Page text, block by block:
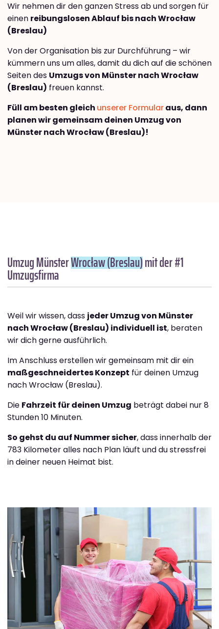
Wir nehmen dir den ganzen Stress ab und sorgen für
einen reibungslosen Ablauf bis nach Wrocław
(Breslau)
Von der Organisation bis zur Durchführung – wir
kümmern uns um alles, damit du dich auf die schönen
Seiten des Umzugs von Münster nach Wrocław
(Breslau) freuen kannst.
Füll am besten gleich unserer Formularaus, dann
planen wir gemeinsam deinen Umzug von
Münster nach Wrocław (Breslau)!
Umzug MünsterWrocław (Breslau)mit der #1
Umzugsfirma
Weil wir wissen, dass jeder Umzug von Münster
nach Wrocław (Breslau) individuell ist, beraten
wir dich gerne ausführlich.
Im Anschluss erstellen wir gemeinsam mit dir ein
maßgeschneidertes Konzept für deinen Umzug
nach Wrocław (Breslau).
Die Fahrzeit für deinen Umzug beträgt dabei nur 8
Stunden 10 Minuten.
So gehst du auf Nummer sicher, dass innerhalb der
783 Kilometer alles nach Plan läuft und du stressfrei
in deiner neuen Heimat bist.